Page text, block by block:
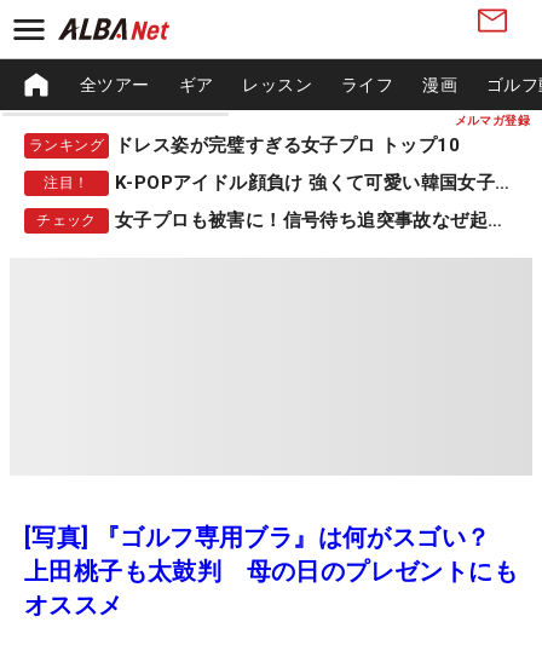
メルマガ登録
全ツアー ギア レッスン ライフ 漫画 ゴル
ランキング ドレス姿が完璧すぎる女子プロ トップ10
注目！ K-POPアイドル顔負け 強くて可愛い韓国女子プロ
チェック 女子プロも被害に！信号待ち追突事故なぜ起きる？
[写真] 『ゴルフ専用ブラ』は何がスゴい？
上田桃子も太鼓判 母の日のプレゼントにも
オススメ